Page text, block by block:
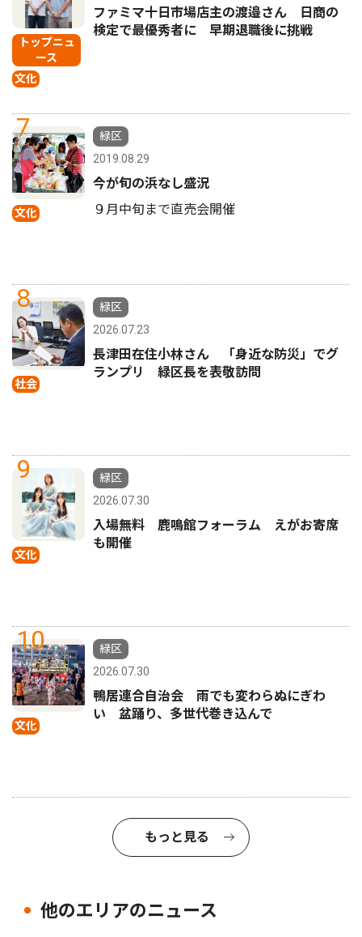
トップニュ
ース
文化
ファミマ十日市場店主の渡邉さん 日商の
検定で最優秀者に 早期退職後に挑戦
7
文化
緑区
2019.08.29
今が旬の浜なし盛況
９月中旬まで直売会開催
8
社会
緑区
2026.07.23
長津田在住小林さん 「身近な防災」でグ
ランプリ 緑区長を表敬訪問
9
文化
緑区
2026.07.30
入場無料 鹿鳴館フォーラム えがお寄席
も開催
10
文化
緑区
2026.07.30
鴨居連合自治会 雨でも変わらぬにぎわ
い 盆踊り、多世代巻き込んで
もっと見る
他のエリアのニュース